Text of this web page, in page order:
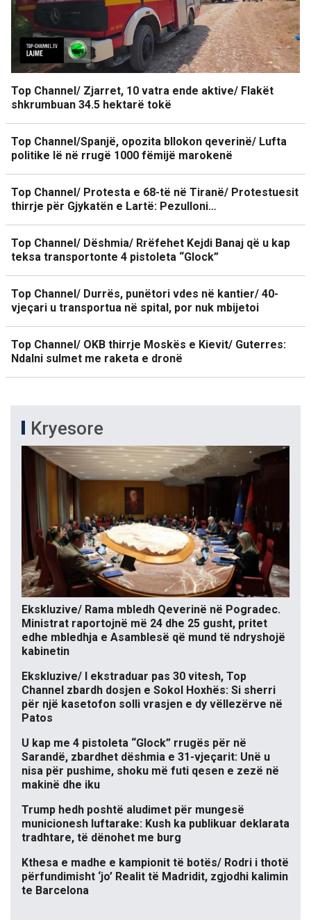
Top Channel/ Zjarret, 10 vatra ende aktive/ Flakët
shkrumbuan 34.5 hektarë tokë
Top Channel/Spanjë, opozita bllokon qeverinë/ Lufta
politike lë në rrugë 1000 fëmijë marokenë
Top Channel/ Protesta e 68-të në Tiranë/ Protestuesit
thirrje për Gjykatën e Lartë: Pezulloni…
Top Channel/ Dëshmia/ Rrëfehet Kejdi Banaj që u kap
teksa transportonte 4 pistoleta “Glock”
Top Channel/ Durrës, punëtori vdes në kantier/ 40-
vjeçari u transportua në spital, por nuk mbijetoi
Top Channel/ OKB thirrje Moskës e Kievit/ Guterres:
Ndalni sulmet me raketa e dronë
Kryesore
Ekskluzive/ Rama mbledh Qeverinë në Pogradec.
Ministrat raportojnë më 24 dhe 25 gusht, pritet
edhe mbledhja e Asamblesë që mund të ndryshojë
kabinetin
Ekskluzive/ I ekstraduar pas 30 vitesh, Top
Channel zbardh dosjen e Sokol Hoxhës: Si sherri
për një kasetofon solli vrasjen e dy vëllezërve në
Patos
U kap me 4 pistoleta “Glock” rrugës për në
Sarandë, zbardhet dëshmia e 31-vjeçarit: Unë u
nisa për pushime, shoku më futi qesen e zezë në
makinë dhe iku
Trump hedh poshtë aludimet për mungesë
municionesh luftarake: Kush ka publikuar deklarata
tradhtare, të dënohet me burg
Kthesa e madhe e kampionit të botës/ Rodri i thotë
përfundimisht ‘jo’ Realit të Madridit, zgjodhi kalimin
te Barcelona